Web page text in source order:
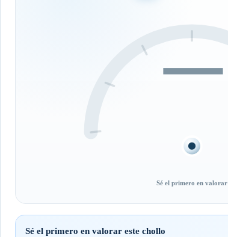
—
Sé el primero en valorar
Sé el primero en valorar este chollo